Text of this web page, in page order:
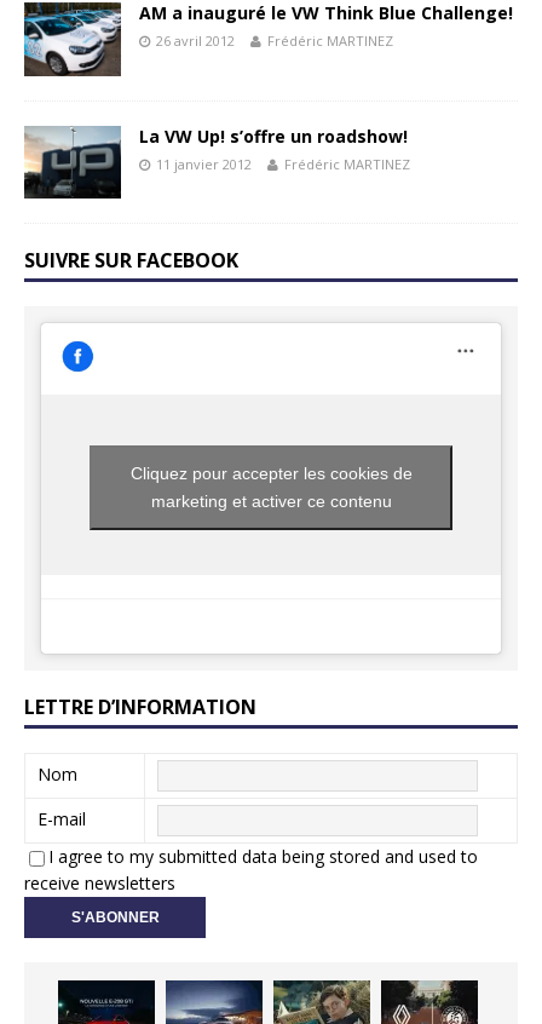
AM a inauguré le VW Think Blue Challenge!
26 avril 2012 Frédéric MARTINEZ
La VW Up! s’offre un roadshow!
11 janvier 2012 Frédéric MARTINEZ
SUIVRE SUR FACEBOOK
Cliquez pour accepter les cookies de
marketing et activer ce contenu
LETTRE D’INFORMATION
Nom
E-mail
I agree to my submitted data being stored and used to
receive newsletters